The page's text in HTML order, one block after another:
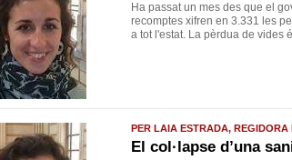
Ha passat un mes des que el
recomptes xifren en 3.331 les
a tot l'estat. La pèrdua de vides
PER LAIA ESTRADA, REGIDORA
El col·lapse d’una